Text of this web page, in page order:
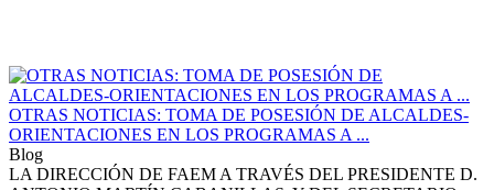
OTRAS NOTICIAS: TOMA DE POSESIÓN DE ALCALDES-
ORIENTACIONES EN LOS PROGRAMAS A ...
Blog
LA DIRECCIÓN DE FAEM A TRAVÉS DEL PRESIDENTE D.